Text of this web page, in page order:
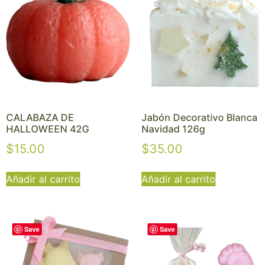
CALABAZA DE
HALLOWEEN 42G
$15.00
Añadir al carrito
Jabón Decorativo Blanca
Navidad 126g
$35.00
Añadir al carrito
Save Save